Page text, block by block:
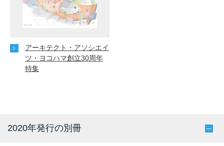
アーキテクト・アソシエイ
ツ・ヨコハマ創立30周年
特集
2020年発行の別冊